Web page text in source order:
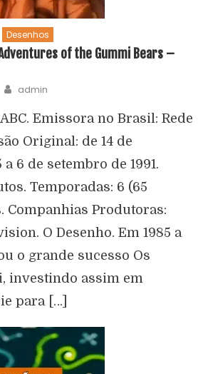
Desenhos
of the Gummi Bears –
admin
Emissora no Brasil: Rede
Original: de 14 de
6 de setembro de 1991.
Temporadas: 6 (65
Companhias Produtoras:
O Desenho. Em 1985 a
o grande sucesso Os
investindo assim em
para […]